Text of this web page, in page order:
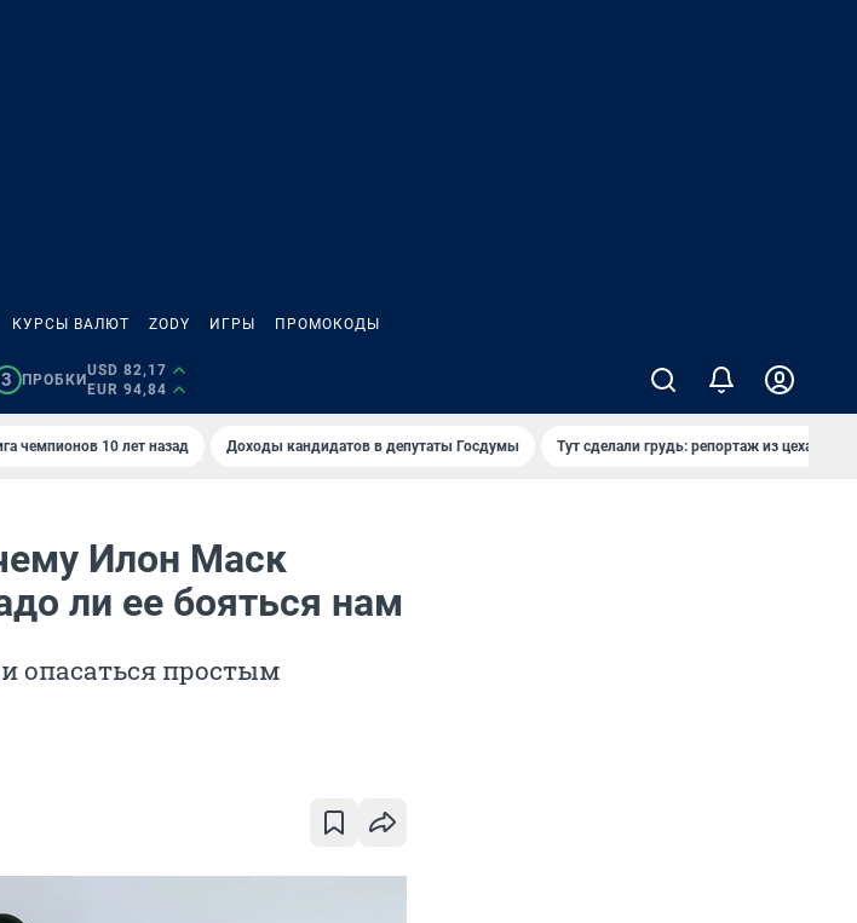
КУРСЫ ВАЛЮТ ZODY ИГРЫ ПРОМОКОДЫ
3 ПРОБКИ
USD 82,17
EUR 94,84
чемпионов 10 лет назад Доходы кандидатов в депутаты Госдумы Тут сделали грудь: репортаж из цеха
Илон Маск
ли ее бояться нам
опасаться простым